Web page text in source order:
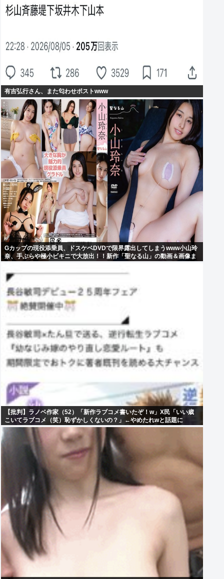
有吉弘行さん、また匂わせポストwww
Gカップの現役添乗員、ドスケベDVDで限界露出してしまうwww小山玲
奈、手ぶらや極小ビキニで大放出！！新作「聖なる山」の動画＆画像ま
【批判】ラノベ作家（52）「新作ラブコメ書いたぞ！w」X民「いい歳
こいてラブコメ（笑）恥ずかしくないの？」←やめたれwと話題に